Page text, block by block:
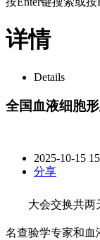
详情
Details
全国血液细胞
2025-10-15
分享
大会交换共两天
名查验学专家和血